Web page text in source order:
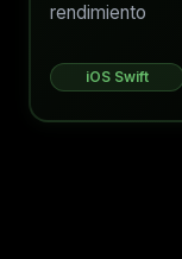
rendimiento
iOS Swift